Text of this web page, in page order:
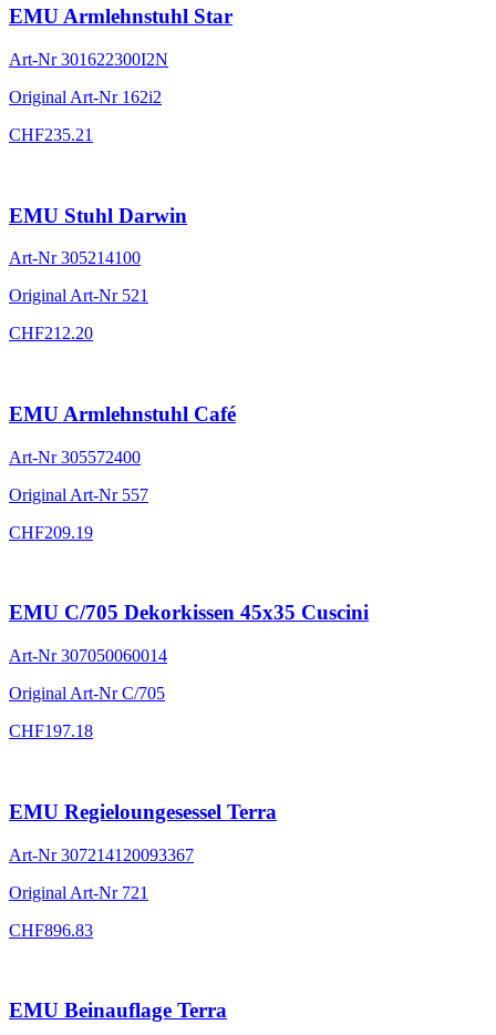
EMU Armlehnstuhl Star
Art-Nr301622300I2N
Original Art-Nr 162i2
CHF235.21
EMU Stuhl Darwin
Art-Nr305214100
Original Art-Nr 521
CHF212.20
EMU Armlehnstuhl Café
Art-Nr305572400
Original Art-Nr 557
CHF209.19
EMU C/705 Dekorkissen 45x35 Cuscini
Art-Nr307050060014
Original Art-NrC/705
CHF197.18
EMU Regieloungesessel Terra
Art-Nr307214120093367
Original Art-Nr 721
CHF896.83
EMU Beinauflage Terra